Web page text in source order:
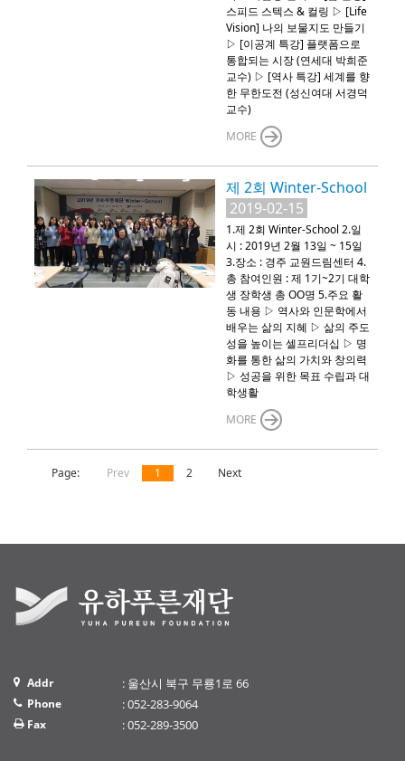
스피드 스텍스 & 컬링 ▷ [Life
Vision] 나의 보물지도 만들기
▷ [이공계 특강] 플랫폼으로
통합되는 시장 (연세대 박희준
교수) ▷ [역사 특강] 세계를 향
한 무한도전 (성신여대 서경덕
교수)
MORE
제 2회 Winter-School
2019-02-15
1.제 2회 Winter-School 2.일
시 : 2019년 2월 13일 ~ 15일
3.장소 : 경주 교원드림센터 4.
총 참여인원 : 제 1기~2기 대학
생 장학생 총 OO명 5.주요 활
동 내용 ▷ 역사와 인문학에서
배우는 삶의 지혜 ▷ 삶의 주도
성을 높이는 셀프리더십 ▷ 명
화를 통한 삶의 가치와 창의력
▷ 성공을 위한 목표 수립과 대
학생활
MORE
Page: Prev 1 2 Next
Addr : 울산시 북구 무룡1로 66
Phone : 052-283-9064
Fax : 052-289-3500